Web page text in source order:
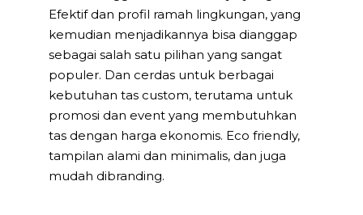
Efektif dan profil ramah lingkungan, yang
kemudian menjadikannya bisa dianggap
sebagai salah satu pilihan yang sangat
populer. Dan cerdas untuk berbagai
kebutuhan tas custom, terutama untuk
promosi dan event yang membutuhkan
tas dengan harga ekonomis. Eco friendly,
tampilan alami dan minimalis, dan juga
mudah dibranding.